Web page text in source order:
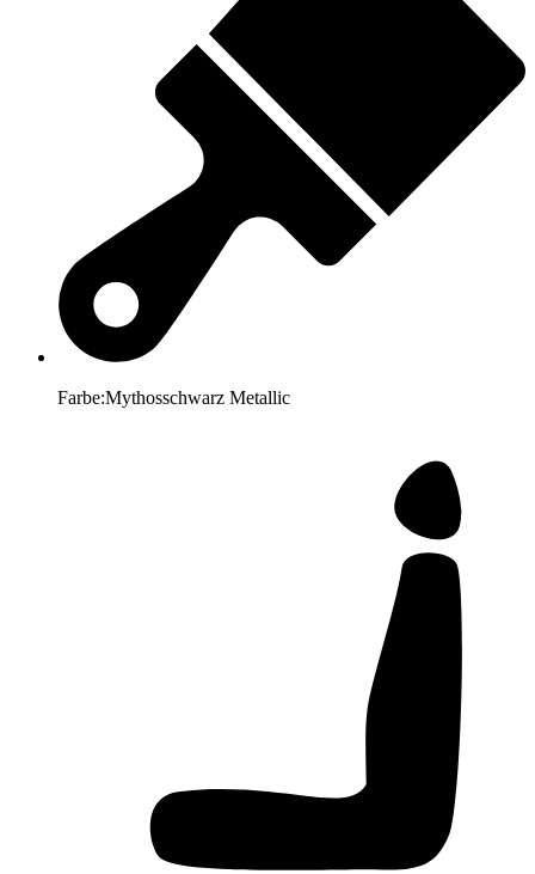
Farbe:Mythosschwarz Metallic